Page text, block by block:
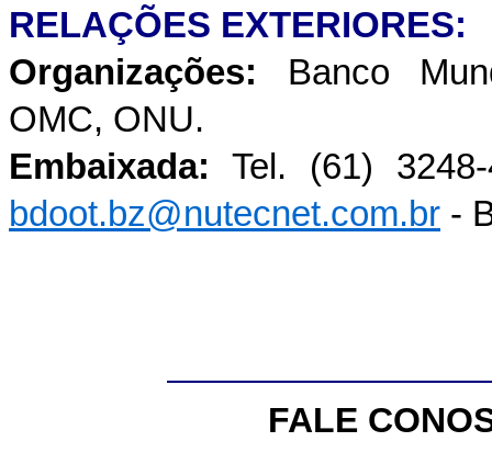
RELAÇÕES EXTERIORES:
Organizações: Banco
OMC, ONU.
Embaixada: Tel. (61)
bdoot.bz@nutecnet.com.br -
FALE